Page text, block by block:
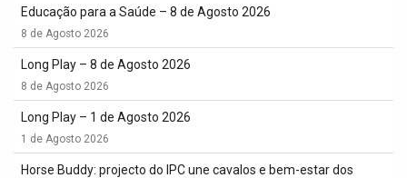
Educação para a Saúde – 8 de Agosto 2026
8 de Agosto 2026
Long Play – 8 de Agosto 2026
8 de Agosto 2026
Long Play – 1 de Agosto 2026
1 de Agosto 2026
Horse Buddy: projecto do IPC une cavalos e bem-estar dos